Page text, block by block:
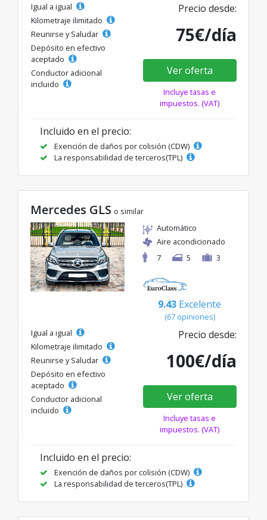
Igual a igual
Kilometraje ilimitado
Reunirse y Saludar
Depósito en efectivo
aceptado
Conductor adicional
incluido
Precio desde:
75€/día
Ver oferta
Incluye tasas e
impuestos. (VAT)
Incluido en el precio:
Exención de daños por colisión (CDW)
La responsabilidad de terceros(TPL)
Mercedes GLS o similar
Automático
Aire acondicionado
7
5 3
9.43 Excelente
(67 opiniones)
Igual a igual
Kilometraje ilimitado
Reunirse y Saludar
Depósito en efectivo
aceptado
Conductor adicional
incluido
Precio desde:
100€/día
Ver oferta
Incluye tasas e
impuestos. (VAT)
Incluido en el precio:
Exención de daños por colisión (CDW)
La responsabilidad de terceros(TPL)